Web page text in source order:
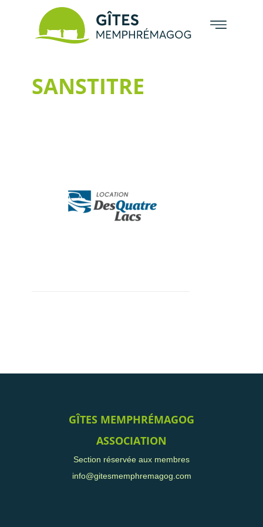
SANSTITRE
GÎTES MEMPHRÉMAGOG
ASSOCIATION
Section réservée aux membres
info@gitesmemphremagog.com